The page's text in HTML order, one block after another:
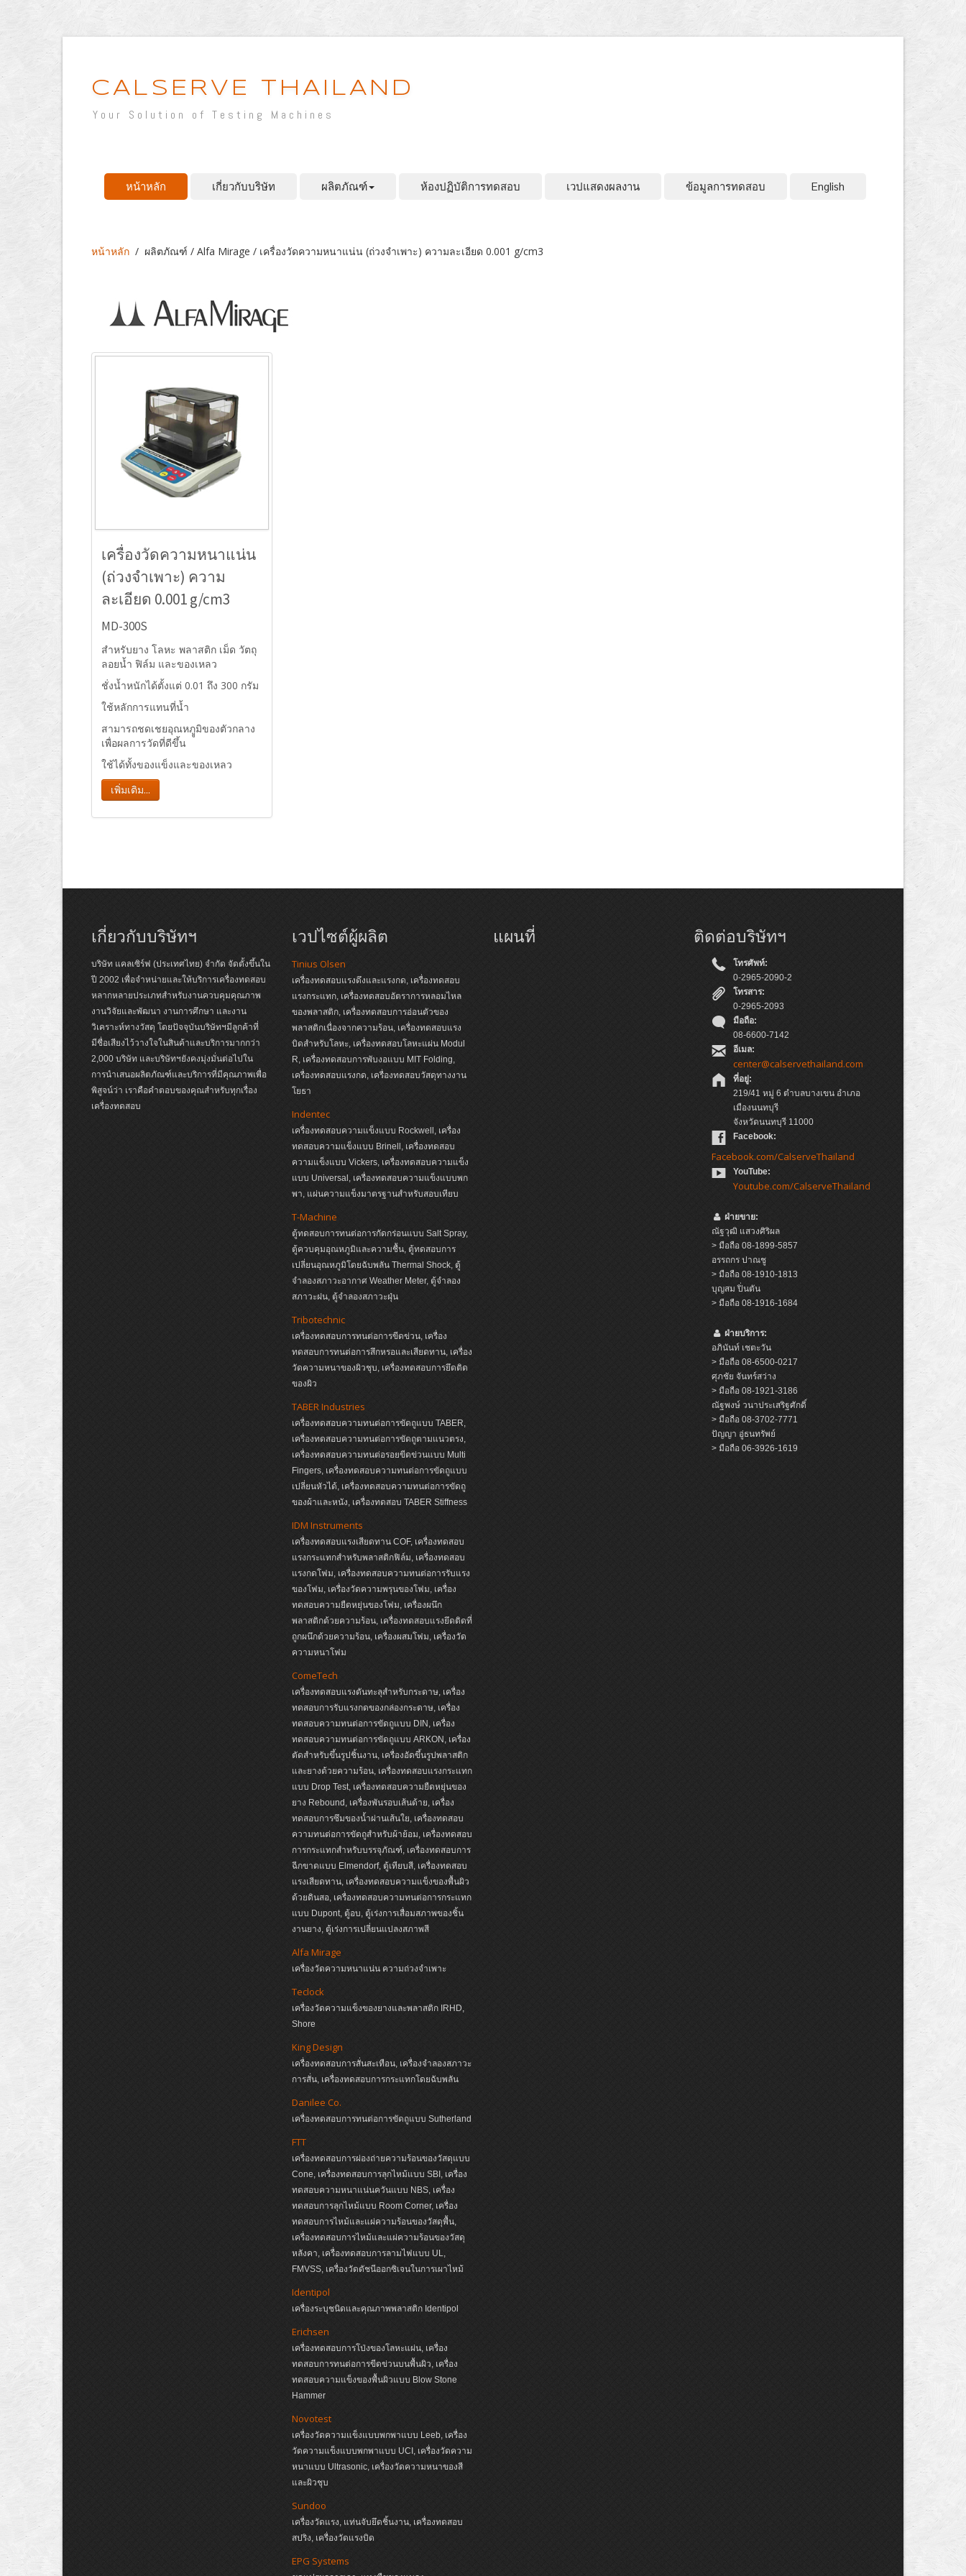
CALSERVE THAILAND
Your Solution of Testing Machines
หน้าหลัก เกี่ยวกับบริษัท ผลิตภัณฑ์ ห้องปฏิบัติการทดสอบ เวปแสดงผลงาน ข้อมูลการทดสอบ English
หน้าหลัก / ผลิตภัณฑ์ / Alfa Mirage / เครื่องวัดความหนาแน่น (ถ่วงจำเพาะ) ความละเอียด 0.001 g/cm3
เครื่องวัดความหนาแน่น
(ถ่วงจำเพาะ) ความ
ละเอียด 0.001 g/cm3
MD-300S
สำหรับยาง โลหะ พลาสติก เม็ด วัตถุ
ลอยน้ำ ฟิล์ม และของเหลว
ชั่งน้ำหนักได้ตั้งแต่ 0.01 ถึง 300 กรัม
ใช้หลักการแทนที่น้ำ
สามารถชดเชยอุณหภููมิของตัวกลาง
เพื่อผลการวัดที่ดีขึ้น
ใช้ได้ทั้งของแข็งและของเหลว
เพิ่มเติม...
เกี่ยวกับบริษัทฯ
บริษัท แคลเซิร์ฟ (ประเทศไทย) จำกัด จัดตั้งขึ้นใน
ปี 2002 เพื่อจำหน่ายและให้บริการเครื่องทดสอบ
หลากหลายประเภทสำหรับงานควบคุมคุณภาพ
งานวิจัยและพัฒนา งานการศึกษา และงาน
วิเคราะห์ทางวัสดุ โดยปัจจุบันบริษัทฯมีลูกค้าที่
มีชื่อเสียงไว้วางใจในสินค้าและบริการมากกว่า
2,000 บริษัท และบริษัทฯยังคงมุ่งมั่นต่อไปใน
การนำเสนอผลิตภัณฑ์และบริการที่มีคุณภาพเพื่อ
พิสูจน์ว่า เราคือคำตอบของคุณสำหรับทุกเรื่อง
เครื่องทดสอบ
เวปไซต์ผู้ผลิต
Tinius Olsen
เครื่องทดสอบแรงดึงและแรงกด, เครื่องทดสอบ
แรงกระแทก, เครื่องทดสอบอัตราการหลอมไหล
ของพลาสติก, เครื่องทดสอบการอ่อนตัวของ
พลาสติกเนื่องจากความร้อน, เครื่องทดสอบแรง
บิดสำหรับโลหะ, เครื่องทดสอบโลหะแผ่น Modul
R, เครื่องทดสอบการพับงอแบบ MIT Folding,
เครื่องทดสอบแรงกด, เครื่องทดสอบวัสดุทางงาน
โยธา
Indentec
เครื่องทดสอบความแข็งแบบ Rockwell, เครื่อง
ทดสอบความแข็งแบบ Brinell, เครื่องทดสอบ
ความแข็งแบบ Vickers, เครื่องทดสอบความแข็ง
แบบ Universal, เครื่องทดสอบความแข็งแบบพก
พา, แผ่นความแข็งมาตรฐานสำหรับสอบเทียบ
T-Machine
ตู้ทดสอบการทนต่อการกัดกร่อนแบบ Salt Spray,
ตู้ควบคุมอุณหภูมิและความชื้น, ตู้ทดสอบการ
เปลี่ยนอุณหภูมิโดยฉับพลัน Thermal Shock, ตู้
จำลองสภาวะอากาศ Weather Meter, ตู้จำลอง
สภาวะฝน, ตู้จำลองสภาวะฝุ่น
Tribotechnic
เครื่องทดสอบการทนต่อการขีดข่วน, เครื่อง
ทดสอบการทนต่อการสึกหรอและเสียดทาน, เครื่อง
วัดความหนาของผิวชุบ, เครื่องทดสอบการยึดติด
ของผิว
TABER Industries
เครื่องทดสอบความทนต่อการขัดถูแบบ TABER,
เครื่องทดสอบความทนต่อการขัดถูตามแนวตรง,
เครื่องทดสอบความทนต่อรอยขีดข่วนแบบ Multi
Fingers, เครื่องทดสอบความทนต่อการขัดถูแบบ
เปลี่ยนหัวได้, เครื่องทดสอบความทนต่อการขัดถู
ของผ้าและหนัง, เครื่องทดสอบ TABER Stiffness
IDM Instruments
เครื่องทดสอบแรงเสียดทาน COF, เครื่องทดสอบ
แรงกระแทกสำหรับพลาสติกฟิล์ม, เครื่องทดสอบ
แรงกดโฟม, เครื่องทดสอบความทนต่อการรับแรง
ของโฟม, เครื่องวัดความพรุนของโฟม, เครื่อง
ทดสอบความยืดหยุ่นของโฟม, เครื่องผนึก
พลาสติกด้วยความร้อน, เครื่องทดสอบแรงยึดติดที่
ถูกผนึกด้วยความร้อน, เครื่องผสมโฟม, เครื่องวัด
ความหนาโฟม
ComeTech
เครื่องทดสอบแรงดันทะลุสำหรับกระดาษ, เครื่อง
ทดสอบการรับแรงกดของกล่องกระดาษ, เครื่อง
ทดสอบความทนต่อการขัดถูแบบ DIN, เครื่อง
ทดสอบความทนต่อการขัดถูแบบ ARKON, เครื่อง
ตัดสำหรับขึ้นรูปชิ้นงาน, เครื่องอัดขึ้นรูปพลาสติก
และยางด้วยความร้อน, เครื่องทดสอบแรงกระแทก
แบบ Drop Test, เครื่องทดสอบความยืดหยุ่นของ
ยาง Rebound, เครื่องพันรอบเส้นด้าย, เครื่อง
ทดสอบการซึมของน้ำผ่านเส้นใย, เครื่องทดสอบ
ความทนต่อการขัดถูสำหรับผ้าย้อม, เครื่องทดสอบ
การกระแทกสำหรับบรรจุภัณฑ์, เครื่องทดสอบการ
ฉีกขาดแบบ Elmendorf, ตู้เทียบสี, เครื่องทดสอบ
แรงเสียดทาน, เครื่องทดสอบความแข็งของพื้นผิว
ด้วยดินสอ, เครื่องทดสอบความทนต่อการกระแทก
แบบ Dupont, ตู้อบ, ตู้เร่งการเสื่อมสภาพของชิ้น
งานยาง, ตู้เร่งการเปลี่ยนแปลงสภาพสี
Alfa Mirage
เครื่องวัดความหนาแน่น ความถ่วงจำเพาะ
Teclock
เครื่องวัดความแข็งของยางและพลาสติก IRHD,
Shore
King Design
เครื่องทดสอบการสั่นสะเทือน, เครื่องจำลองสภาวะ
การสั่น, เครื่องทดสอบการกระแทกโดยฉับพลัน
Danilee Co.
เครื่องทดสอบการทนต่อการขัดถูแบบ Sutherland
FTT
เครื่องทดสอบการผ่องถ่ายความร้อนของวัสดุแบบ
Cone, เครื่องทดสอบการลุกไหม้แบบ SBI, เครื่อง
ทดสอบความหนาแน่นควันแบบ NBS, เครื่อง
ทดสอบการลุกไหม้แบบ Room Corner, เครื่อง
ทดสอบการไหม้และแผ่ความร้อนของวัสดุพื้น,
เครื่องทดสอบการไหม้และแผ่ความร้อนของวัสดุ
หลังคา, เครื่องทดสอบการลามไฟแบบ UL,
FMVSS, เครื่องวัดดัชนีออกซิเจนในการเผาไหม้
Identipol
เครื่องระบุชนิดและคุณภาพพลาสติก Identipol
Erichsen
เครื่องทดสอบการโป่งของโลหะแผ่น, เครื่อง
ทดสอบการทนต่อการขีดข่วนบนพื้นผิว, เครื่อง
ทดสอบความแข็งของพื้นผิวแบบ Blow Stone
Hammer
Novotest
เครื่องวัดความแข็งแบบพกพาแบบ Leeb, เครื่อง
วัดความแข็งแบบพกพาแบบ UCI, เครื่องวัดความ
หนาแบบ Ultrasonic, เครื่องวัดความหนาของสี
และผิวชุบ
Sundoo
เครื่องวัดแรง, แท่นจับยึดชิ้นงาน, เครื่องทดสอบ
สปริง, เครื่องวัดแรงบิด
EPG Systems
แผนที่ ติดต่อบริษัทฯ
โทรศัพท์:
0-2965-2090-2
โทรสาร:
0-2965-2093
มือถือ:
08-6600-7142
อีเมล:
center@calservethailand.com
ที่อยู่:
219/41 หมู่ 6 ตำบลบางเขน อำเภอ
เมืองนนทบุรี
จังหวัดนนทบุรี 11000
Facebook:
Facebook.com/CalserveThailand
YouTube:
Youtube.com/CalserveThailand
ฝ่ายขาย:
ณัฐวุฒิ แสวงศิริผล
> มือถือ 08-1899-5857
อรรถกร ปาณชู
> มือถือ 08-1910-1813
บุญสม ปิ่นตัน
> มือถือ 08-1916-1684
ฝ่ายบริการ:
อภินันท์ เชตะวัน
> มือถือ 08-6500-0217
ศุภชัย จันทร์สว่าง
> มือถือ 08-1921-3186
ณัฐพงษ์ วนาประเสริฐศักดิ์
> มือถือ 08-3702-7771
ปัญญา อู่ธนทรัพย์
> มือถือ 06-3926-1619